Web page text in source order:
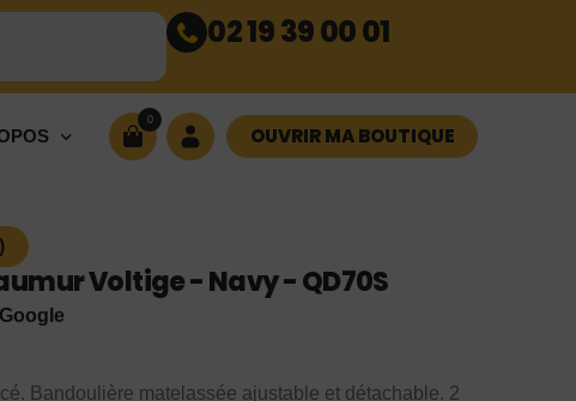
02 19 39 00 01
0
OUVRIR MA BOUTIQUE
Voltige - Navy - QD70S
Bandoulière matelassée ajustable et détachable. 2